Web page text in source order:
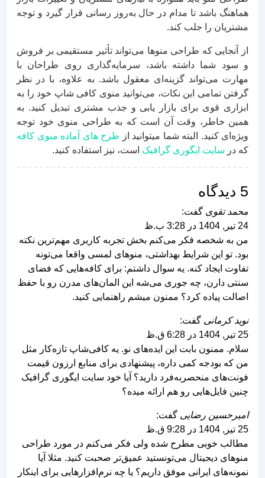
هماهنگ باشد تا مدام در حال به‌روز رسانی قرار گیرد و توجه
مشتریان را جلب کند.
از آنجایی که طراحی منوها می‌تواند تأثیر مستقیمی بر فروش
و سود شما داشته باشد، سرمایه‌گذاری روی طراحان با
مهارت می‌تواند گزینه‌ای معقول باشد. به علاوه، با در نظر
گرفتن تمامی این نکات، می‌توانید منوی کافی شاپ خود را به
ابزاری قوی برای بازار یابی و جذب مشتری تبدیل کنید. به
همین خاطر، وقت آن است که به طراحی منوی خود توجه
ویژه‌ای کنید. البته شما میتوانید از طرح های آماده منوی کافه
که در سایت ایگوری گرافیک است، نیز استفاده کنید.
5 دیدگاه
محمد تقوی گفت:
24 تیر, 1404 در 3:28 ب.ظ
من به شخصه فکر می‌کنم بخش تجربه کاربری مهم‌ترین نکته
بود. تو این شرایط بهداشتی، منوهای لمسی واقعا می‌تونه
تفاوت ایجاد کنه. یه سوال داشتم: برای کافه‌هایی که فضای
سنتی دارن، چه جوری می‌شه این المان‌های مدرن رو با حفظ
اصالت پیاده کرد؟ ممنون میشم راهنمایی کنید.
نوید کرمانی گفت:
25 تیر, 1404 در 6:28 ق.ظ
سلام. ممنون بابت این ایده‌های نو. یه کافی‌شاپ تازه‌کار مثل
من که بودجه کمی داره، پیشنهادی برای منابع ارزون قیمت
فونت‌های منحصربه‌فرد دارید؟ آیا خود سایت ایگوری گرافیک
چنین فایل‌هایی رو هم ارائه میده؟
امیرحسین رضایی گفت:
25 تیر, 1404 در 9:28 ق.ظ
مطالب خوبی مطرح شده ولی فکر می‌کنم در مورد طراحی
منوهای دیجیتال می‌تونستید عمیق‌تر صحبت کنید. مثلا آیا
نمونه‌های ایرانی موفق داریم؟ یا چه نرم‌افزارهایی برای اینکار